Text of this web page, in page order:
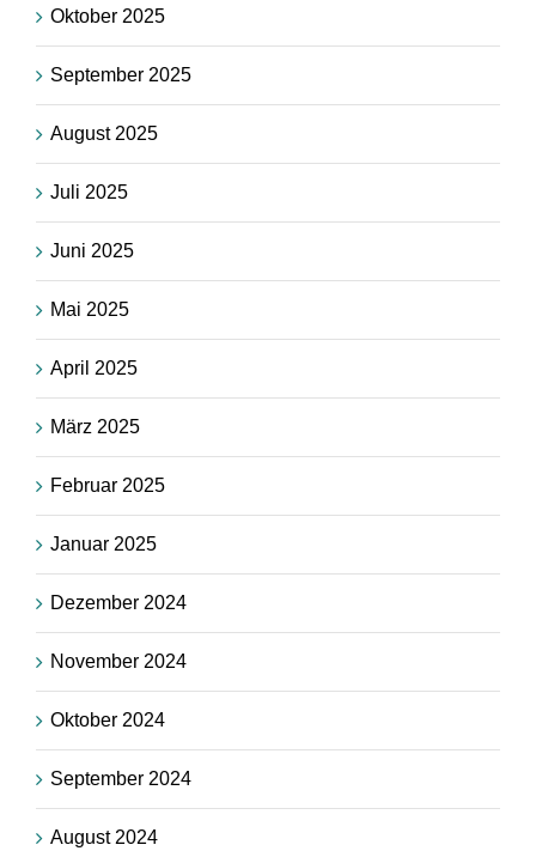
Oktober 2025
September 2025
August 2025
Juli 2025
Juni 2025
Mai 2025
April 2025
März 2025
Februar 2025
Januar 2025
Dezember 2024
November 2024
Oktober 2024
September 2024
August 2024